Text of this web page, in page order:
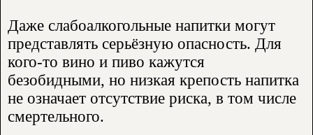
Даже слабоалкогольные напитки могут
представлять серьёзную опасность. Для
кого-то вино и пиво кажутся
безобидными, но низкая крепость напитка
не означает отсутствие риска, в том числе
смертельного.